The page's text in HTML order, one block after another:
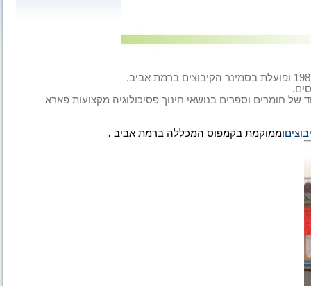
של חומרים וספרים בנושאי חינוך פסיכולוגיה מקצועות פארא
וממוקמת בקמפוס המכללה ברמת אביב .